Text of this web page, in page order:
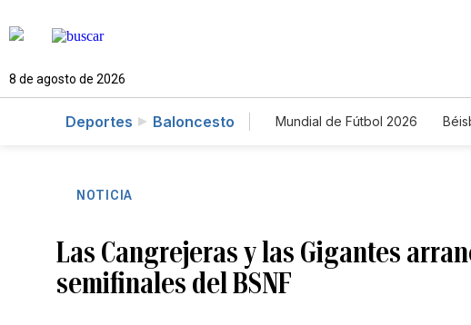
8 de agosto de 2026
Deportes Baloncesto Mundial de Fútbol 2026
NOTICIA
Las Cangrejeras y las Gigantes
semifinales del BSNF